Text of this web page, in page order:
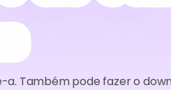
Também pode fazer o